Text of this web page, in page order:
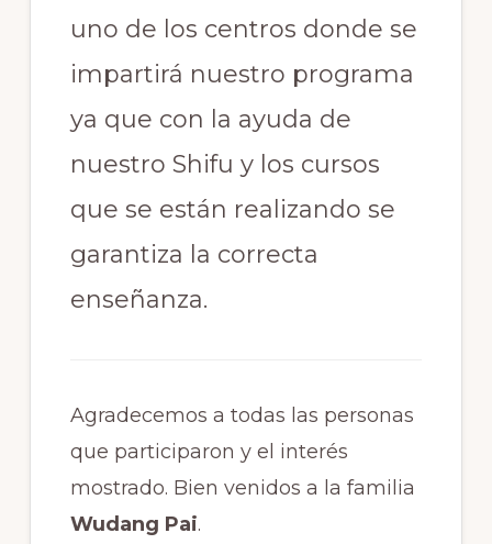
uno de los centros donde se
impartirá nuestro programa
ya que con la ayuda de
nuestro Shifu y los cursos
que se están realizando se
garantiza la correcta
enseñanza.
Agradecemos a todas las personas
que participaron y el interés
mostrado. Bien venidos a la familia
Wudang Pai.